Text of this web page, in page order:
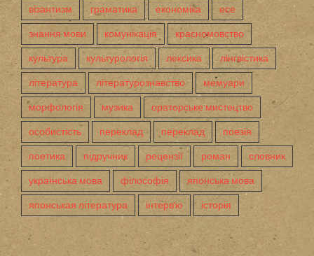
візантизм граматика економіка есе
знання мови комунікація красномовство
культура культурологія лексика лінгвістика
література літературознавство мемуари
морфологія музика ораторське мистецтво
особистість переклад переклад поезія
поетика підручник рецензії роман словник
українська мова філософія японська мова
японськая література інтерв'ю історія